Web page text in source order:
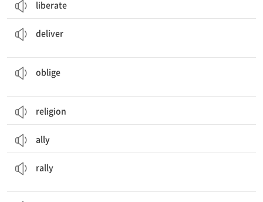
liberate
deliver
oblige
religion
ally
rally